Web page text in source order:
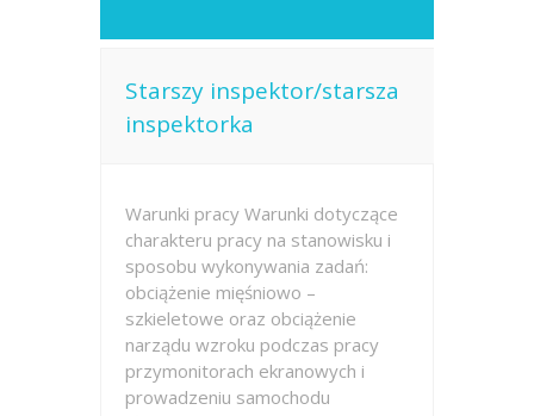
Starszy inspektor/starsza
inspektorka
Warunki pracy Warunki dotyczące
charakteru pracy na stanowisku i
sposobu wykonywania zadań:
obciążenie mięśniowo –
szkieletowe oraz obciążenie
narządu wzroku podczas pracy
przymonitorach ekranowych i
prowadzeniu samochodu